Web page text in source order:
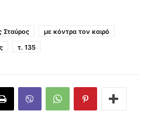
Σταύρος
με κόντρα τον καιρό
τ. 135